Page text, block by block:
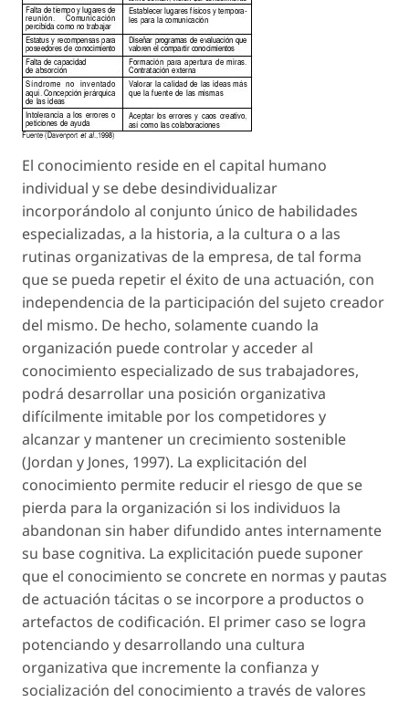
El conocimiento reside en el capital humano
individual y se debe desindividualizar
incorporándolo al conjunto único de habilidades
especializadas, a la historia, a la cultura o a las
rutinas organizativas de la empresa, de tal forma
que se pueda repetir el éxito de una actuación, con
independencia de la participación del sujeto creador
del mismo. De hecho, solamente cuando la
organización puede controlar y acceder al
conocimiento especializado de sus trabajadores,
podrá desarrollar una posición organizativa
difícilmente imitable por los competidores y
alcanzar y mantener un crecimiento sostenible
(Jordan y Jones, 1997). La explicitación del
conocimiento permite reducir el riesgo de que se
pierda para la organización si los individuos la
abandonan sin haber difundido antes internamente
su base cognitiva. La explicitación puede suponer
que el conocimiento se concrete en normas y pautas
de actuación tácitas o se incorpore a productos o
artefactos de codificación. El primer caso se logra
potenciando y desarrollando una cultura
organizativa que incremente la confianza y
socialización del conocimiento a través de valores